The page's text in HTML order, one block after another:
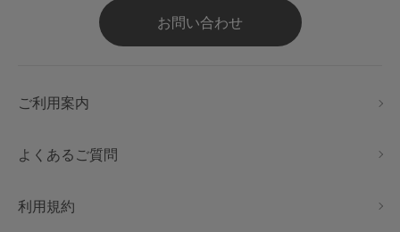
お問い合わせ
ご利用案内
よくあるご質問
利用規約